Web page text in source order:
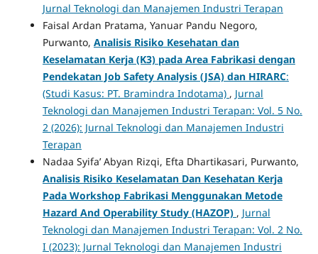
Jurnal Teknologi dan Manajemen Industri Terapan
Faisal Ardan Pratama, Yanuar Pandu Negoro,
Purwanto, Analisis Risiko Kesehatan dan
Keselamatan Kerja (K3) pada Area Fabrikasi dengan
Pendekatan Job Safety Analysis (JSA) dan HIRARC:
(Studi Kasus: PT. Bramindra Indotama) , Jurnal
Teknologi dan Manajemen Industri Terapan: Vol. 5 No.
2 (2026): Jurnal Teknologi dan Manajemen Industri
Terapan
Nadaa Syifa’ Abyan Rizqi, Efta Dhartikasari, Purwanto,
Analisis Risiko Keselamatan Dan Kesehatan Kerja
Pada Workshop Fabrikasi Menggunakan Metode
Hazard And Operability Study (HAZOP) , Jurnal
Teknologi dan Manajemen Industri Terapan: Vol. 2 No.
I (2023): Jurnal Teknologi dan Manajemen Industri